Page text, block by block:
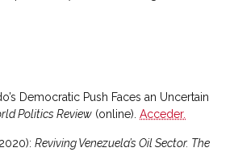
Democratic Push Faces an Uncertain
Politics Review (online). Acceder.
Reviving Venezuela’s Oil Sector. The